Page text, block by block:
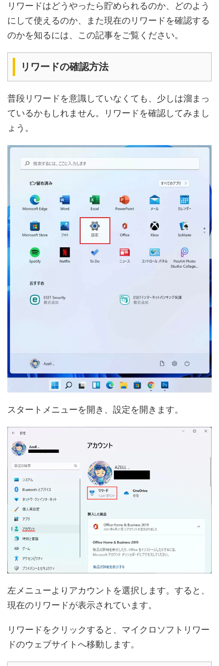
リワードはどうやったら貯められるのか、どのよう
にして使えるのか、また現在のリワードを確認する
のかを知るには、この記事をご覧ください。
リワードの確認方法
普段リワードを意識していなくても、少しは溜まっ
ているかもしれません。リワードを確認してみまし
ょう。
スタートメニューを開き、設定を開きます。
左メニューよりアカウントを選択します。すると、
現在のリワードが表示されています。
リワードをクリックすると、マイクロソフトリワー
ドのウェブサイトへ移動します。